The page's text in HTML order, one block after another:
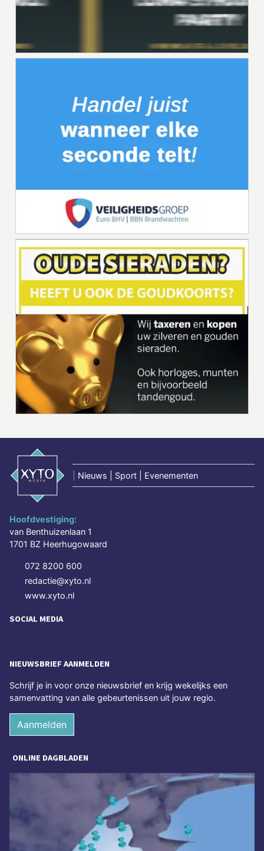
Nieuws | Sport | Evenementen
Hoofdvestiging:
van Benthuizenlaan 1
1701 BZ Heerhugowaard
072 8200 600
redactie@xyto.nl
www.xyto.nl
SOCIAL MEDIA
NIEUWSBRIEF AANMELDEN
Schrijf je in voor onze nieuwsbrief en krijg wekelijks een
samenvatting van alle gebeurtenissen uit jouw regio.
Aanmelden
ONLINE DAGBLADEN